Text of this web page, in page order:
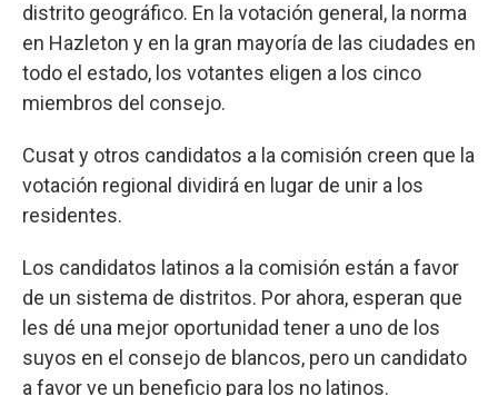
distrito geográfico. En la votación general, la norma
en Hazleton y en la gran mayoría de las ciudades en
todo el estado, los votantes eligen a los cinco
miembros del consejo.
Cusat y otros candidatos a la comisión creen que la
votación regional dividirá en lugar de unir a los
residentes.
Los candidatos latinos a la comisión están a favor
de un sistema de distritos. Por ahora, esperan que
les dé una mejor oportunidad tener a uno de los
suyos en el consejo de blancos, pero un candidato
a favor ve un beneficio para los no latinos.